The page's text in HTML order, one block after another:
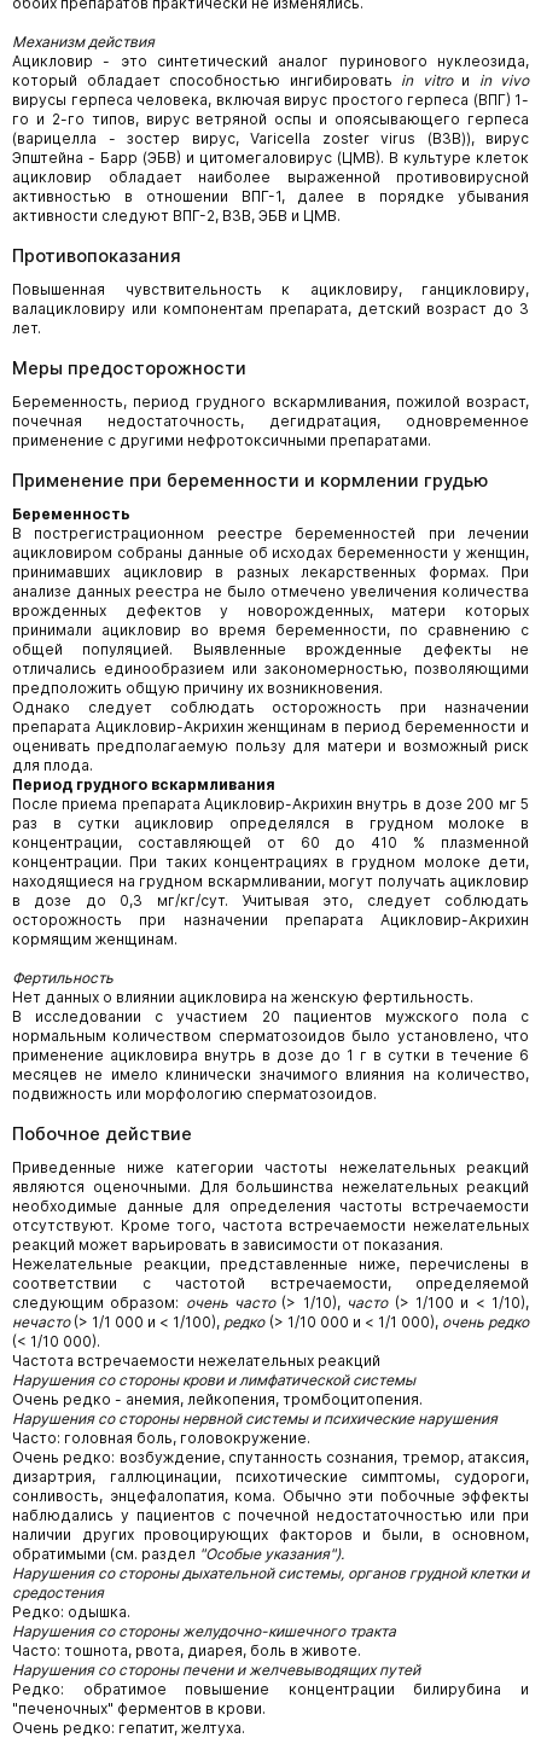
Механизм действия
Ацикловир - это синтетический аналог пуринового нуклеозида,
который обладает способностью ингибировать in vitroи in
vivo
вирусы герпеса человека, включая вирус простого герпеса (ВПГ) 1-
го и 2-го типов, вирус ветряной оспы и опоясывающего герпеса
(варицелла - зостер вирус, Varicella zoster virus (ВЗВ)), вирус
Эпштейна - Барр (ЭБВ) и цитомегаловирус (ЦМВ). В культуре клеток
ацикловир обладает наиболее выраженной противовирусной
активностью в отношении ВПГ-1, далее в порядке убывания
активности следуют ВПГ-2, ВЗВ, ЭБВ и ЦМВ.
Противопоказания
Повышенная чувствительность к ацикловиру, ганцикловиру,
валацикловиру или компонентам препарата, детский возраст до 3
лет.
Меры предосторожности
Беременность, период грудного вскармливания, пожилой возраст,
почечная недостаточность, дегидратация, одновременное
применение с другими нефротоксичными препаратами.
Применение при беременности и кормлении грудью
Беременность
В пострегистрационном реестре беременностей при лечении
ацикловиром собраны данные об исходах беременности у женщин,
принимавших ацикловир в разных лекарственных формах. При
анализе данных реестра не было отмечено увеличения количества
врожденных дефектов у новорожденных, матери которых
принимали ацикловир во время беременности, по сравнению с
общей популяцией. Выявленные врожденные дефекты не
отличались единообразием или закономерностью, позволяющими
предположить общую причину их возникновения.
Однако следует соблюдать осторожность при назначении
препарата Ацикловир-Акрихин женщинам в период беременности и
оценивать предполагаемую пользу для матери и возможный риск
для плода.
Период грудного вскармливания
После приема препарата Ацикловир-Акрихин внутрь в дозе 200 мг 5
раз в сутки ацикловир определялся в грудном молоке в
концентрации, составляющей от 60 до 410 % плазменной
концентрации. При таких концентрациях в грудном молоке дети,
находящиеся на грудном вскармливании, могут получать ацикловир
в дозе до 0,3 мг/кг/сут. Учитывая это, следует соблюдать
осторожность при назначении препарата Ацикловир-Акрихин
кормящим женщинам.
Фертильность
Нет данных о влиянии ацикловира на женскую фертильность.
В исследовании с участием 20 пациентов мужского пола с
нормальным количеством сперматозоидов было установлено, что
применение ацикловира внутрь в дозе до 1 г в сутки в течение 6
месяцев не имело клинически значимого влияния на количество,
подвижность или морфологию сперматозоидов.
Побочное действие
Приведенные ниже категории частоты нежелательных реакций
являются оценочными. Для большинства нежелательных реакций
необходимые данные для определения частоты встречаемости
отсутствуют. Кроме того, частота встречаемости нежелательных
реакций может варьировать в зависимости от показания.
Нежелательные реакции, представленные ниже, перечислены в
соответствии с частотой встречаемости, определяемой
следующим образом: очень часто(> 1/10), часто(> 1/100 и < 1/10),
нечасто(> 1/1 000 и < 1/100), редко(> 1/10 000 и < 1/1 000), очень редко
(< 1/10 000).
Частота встречаемости нежелательных реакций
Нарушения со стороны крови и лимфатической системы
Очень редко - анемия, лейкопения, тромбоцитопения.
Нарушения со стороны нервной системы и психические нарушения
Часто: головная боль, головокружение.
Очень редко: возбуждение, спутанность сознания, тремор, атаксия,
дизартрия, галлюцинации, психотические симптомы, судороги,
сонливость, энцефалопатия, кома. Обычно эти побочные эффекты
наблюдались у пациентов с почечной недостаточностью или при
наличии других провоцирующих факторов и были, в основном,
обратимыми (см. раздел "Особые указания").
Нарушения со стороны дыхательной системы, органов грудной клетки и
средостения
Редко: одышка.
Нарушения со стороны желудочно-кишечного тракта
Часто: тошнота, рвота, диарея, боль в животе.
Нарушения со стороны печени и желчевыводящих путей
Редко: обратимое повышение концентрации билирубина и
"печеночных" ферментов в крови.
Очень редко: гепатит, желтуха.